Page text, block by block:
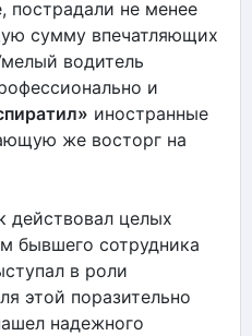
пострадали не менее
сумму впечатляющих
водитель
и
иностранные
же восторг на
действовал целых
бывшего сотрудника
в роли
этой поразительно
надежного